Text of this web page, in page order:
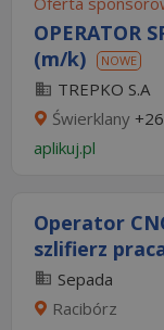
OPERATOR
(m/k)
NOWE
TREPKO S.A
Świerklany
aplikuj.pl
Operator
szlifierz
Sepada
Racibórz